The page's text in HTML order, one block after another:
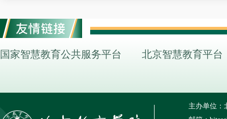
国家智慧教育公共服务平台 北京智慧教育平台
主办单位